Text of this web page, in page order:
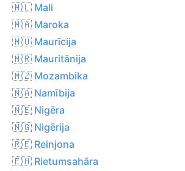
🇲🇱 Mali
🇲🇦 Maroka
🇲🇺 Maurīcija
🇲🇷 Mauritānija
🇲🇿 Mozambika
🇳🇦 Namībija
🇳🇪 Nigēra
🇳🇬 Nigērija
🇷🇪 Reinjona
🇪🇭 Rietumsahāra